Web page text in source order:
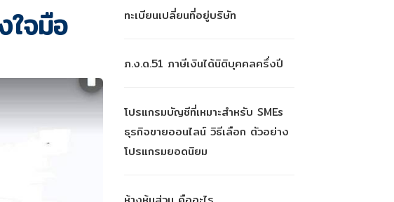
ใจมือ
ทะเบียนเปลี่ยนที่อยู่บริษัท
ภ.ง.ด.51 ภาษีเงินได้นิติบุคคลครึ่งปี
โปรแกรมบัญชีที่เหมาะสำหรับ SMEs
ธุรกิจขายออนไลน์ วิธีเลือก ตัวอย่าง
โปรแกรมยอดนิยม